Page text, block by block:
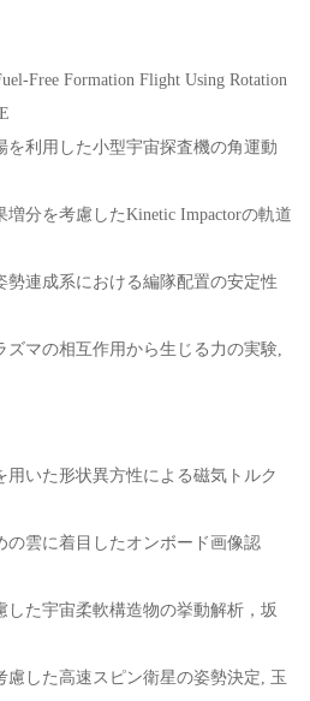
Free Formation Flight Using Rotation
を利用した小型宇宙探査機の角運動
分を考慮したKinetic Impactorの軌道
勢連成系における編隊配置の安定性
ズマの相互作用から生じる力の実験,
いた形状異方性による磁気トルク
の雲に着目したオンボード画像認
した宇宙柔軟構造物の挙動解析，坂
した高速スピン衛星の姿勢決定, 玉